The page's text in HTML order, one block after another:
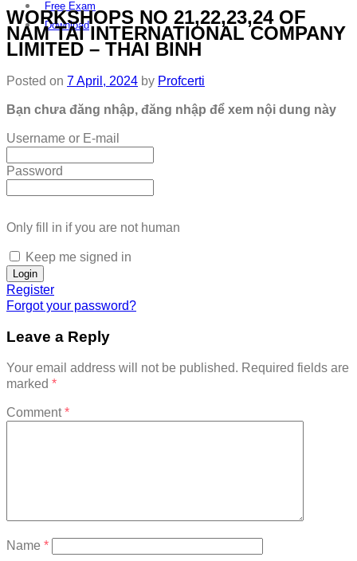
Free Exam
Download
WORKSHOPS NO 21,22,23,24 OF
NAM TAI INTERNATIONAL COMPANY
LIMITED – THAI BINH
Posted on 7 April, 2024 by Profcerti
Bạn chưa đăng nhập, đăng nhập để xem nội dung này
Username or E-mail
Password
Only fill in if you are not human
Keep me signed in
Register
Forgot your password?
Leave a Reply
Your email address will not be published. Required fields are
marked *
Comment*
Name *